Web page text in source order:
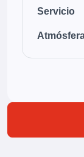
Servicio